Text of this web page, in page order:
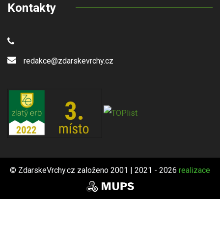
Kontakty
redakce@zdarskevrchy.cz
© ZdarskeVrchy.cz založeno 2001 | 2021 - 2026 realizace